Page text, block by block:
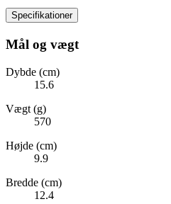
Specifikationer
Mål og vægt
Dybde (cm)
15.6
Vægt (g)
570
Højde (cm)
9.9
Bredde (cm)
12.4